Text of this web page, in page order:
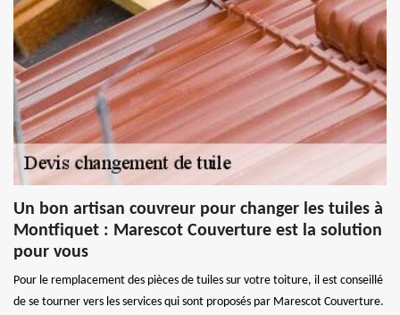
Un bon artisan couvreur pour changer les tuiles à
Montfiquet : Marescot Couverture est la solution
pour vous
Pour le remplacement des pièces de tuiles sur votre toiture, il est conseillé
de se tourner vers les services qui sont proposés par Marescot Couverture.